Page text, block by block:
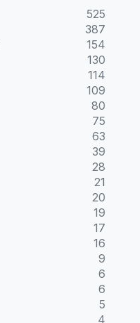
525
387
154
130
114
109
80
75
63
39
28
21
20
19
17
16
9
6
6
5
4